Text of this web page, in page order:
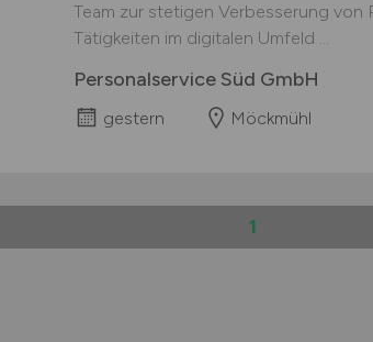
Team zur stetigen Verbesserung von
Tätigkeiten im digitalen Umfeld ...
Personalservice Süd GmbH
gestern Möckmühl
1